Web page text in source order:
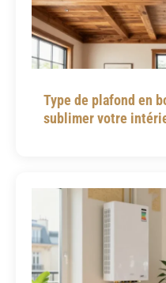
Type de plafond en
sublimer votre